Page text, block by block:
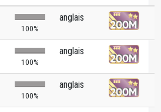
100%
anglais
100%
anglais
100%
anglais